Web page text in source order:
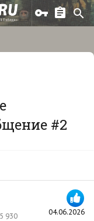
#2
04.06.2026
5 930